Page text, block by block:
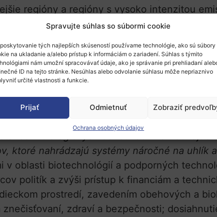
Spravujte súhlas so súbormi cookie
tých najlepších skúseností používame technológie, ako sú súbory
na ukladanie a/alebo prístup k informáciám o zariadení. Súhlas s týmito
nám umožní spracovávať údaje, ako je správanie pri prehliadaní
ID na tejto stránke. Nesúhlas alebo odvolanie súhlasu môže nepriaznivo
určité vlastnosti a funkcie.
Prijať Odmietnuť Zobraziť
Ochrana osobných údajov
regióny a regióny s vysoko intenzitou
kapacity na navrhovanie,
Circular Cities and Regions Initiative (CCRI)’s
Novel, sustainable and circular bio-based
biotechnology and the bioeconomy
systémov, biotechnológií a
v biologických odvetviach
ktoré nahrádzajú systémy náročné na uhlík
v oblasti biotechnológií a podporných
politík a zvýši prístup k financiám a
prostredí, zavedením obehových a
zdraví a bezpečnosti;